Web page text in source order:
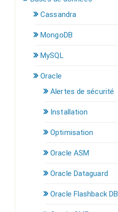
Cassandra
MongoDB
MySQL
Oracle
Alertes de sécurité
Installation
Optimisation
Oracle ASM
Oracle Dataguard
Oracle Flashback DB